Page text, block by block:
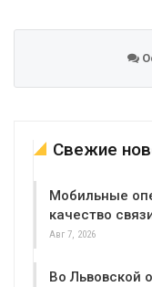
Свежие
Мобильные
качество
Авг 7, 2026
Во Львовской